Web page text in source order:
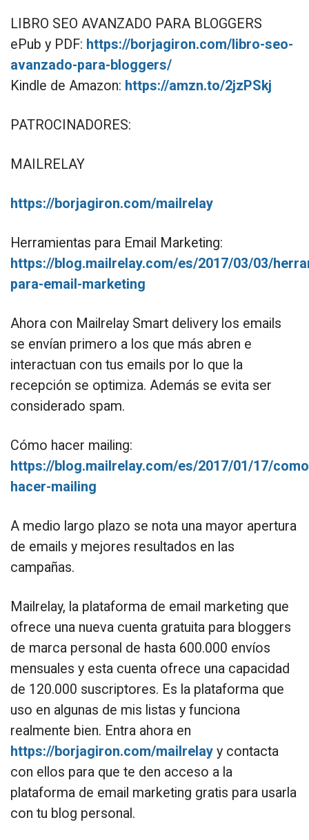
LIBRO SEO AVANZADO PARA BLOGGERS
ePub y PDF: https://borjagiron.com/libro-seo-
avanzado-para-bloggers/
Kindle de Amazon: https://amzn.to/2jzPSkj
PATROCINADORES:
MAILRELAY
https://borjagiron.com/mailrelay
Herramientas para Email Marketing:
https://blog.mailrelay.com/es/2017/03/03/
para-email-marketing
Ahora con Mailrelay Smart delivery los emails
se envían primero a los que más abren e
interactuan con tus emails por lo que la
recepción se optimiza. Además se evita ser
considerado spam.
Cómo hacer mailing:
https://blog.mailrelay.com/es/2017/01/17/
hacer-mailing
A medio largo plazo se nota una mayor apertura
de emails y mejores resultados en las
campañas.
Mailrelay, la plataforma de email marketing que
ofrece una nueva cuenta gratuita para bloggers
de marca personal de hasta 600.000 envíos
mensuales y esta cuenta ofrece una capacidad
de 120.000 suscriptores. Es la plataforma que
uso en algunas de mis listas y funciona
realmente bien. Entra ahora en
https://borjagiron.com/mailrelay y contacta
con ellos para que te den acceso a la
plataforma de email marketing gratis para usarla
con tu blog personal.